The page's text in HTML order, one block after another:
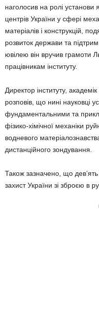
наголосив на ролі установи
центрів України у сфері
матеріалів і конструкцій,
розвиток держави та
ювілею він вручив грамоти
працівникам інституту.
Директор інституту,
розповів, що нині науковці
фундаментальними та
фізико-хімічної механіки
водневого
дистанційного зондування.
Також зазначено, що дев’ять
захист України зі зброєю в